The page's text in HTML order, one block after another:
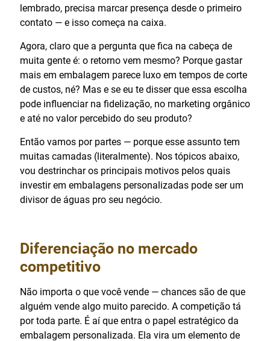
lembrado, precisa marcar presença desde o primeiro
contato — e isso começa na caixa.
Agora, claro que a pergunta que fica na cabeça de
muita gente é: o retorno vem mesmo? Porque gastar
mais em embalagem parece luxo em tempos de corte
de custos, né? Mas e se eu te disser que essa escolha
pode influenciar na fidelização, no marketing orgânico
e até no valor percebido do seu produto?
Então vamos por partes — porque esse assunto tem
muitas camadas (literalmente). Nos tópicos abaixo,
vou destrinchar os principais motivos pelos quais
investir em embalagens personalizadas pode ser um
divisor de águas pro seu negócio.
Diferenciação no mercado
competitivo
Não importa o que você vende — chances são de que
alguém vende algo muito parecido. A competição tá
por toda parte. É aí que entra o papel estratégico da
embalagem personalizada. Ela vira um elemento de